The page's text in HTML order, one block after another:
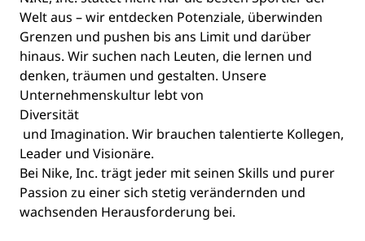
Welt aus – wir entdecken Potenziale, überwinden
Grenzen und pushen bis ans Limit und darüber
hinaus. Wir suchen nach Leuten, die lernen und
denken, träumen und gestalten. Unsere
Unternehmenskultur lebt von
Diversität
und Imagination. Wir brauchen talentierte Kollegen,
Leader und Visionäre.
Bei Nike, Inc. trägt jeder mit seinen Skills und purer
Passion zu einer sich stetig verändernden und
wachsenden Herausforderung bei.